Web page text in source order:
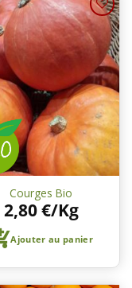
Ajouter
à une
liste de
courses
Courges Bio
2,80€/Kg
Ajouter au panier